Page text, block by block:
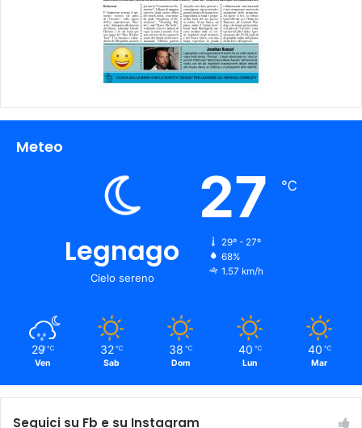
Meteo
Legnago
Cielo sereno
27 ℃
29º - 27º
68%
1.57 km/h
29 ℃
Ven
32 ℃
Sab
38 ℃
Dom
40 ℃
Lun
40 ℃
Mar
Seguici su Fb e su Instagram